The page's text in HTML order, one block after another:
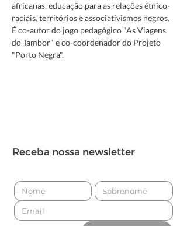
africanas, educação para as relações étnico-
raciais. territórios e associativismos negros.
É co-autor do jogo pedagógico "As Viagens
do Tambor" e co-coordenador do Projeto
"Porto Negra".
Receba nossa newsletter